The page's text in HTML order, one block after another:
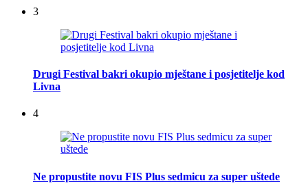
3
Drugi Festival bakri okupio mještane i posjetitelje kod
Livna
4
Ne propustite novu FIS Plus sedmicu za super uštede